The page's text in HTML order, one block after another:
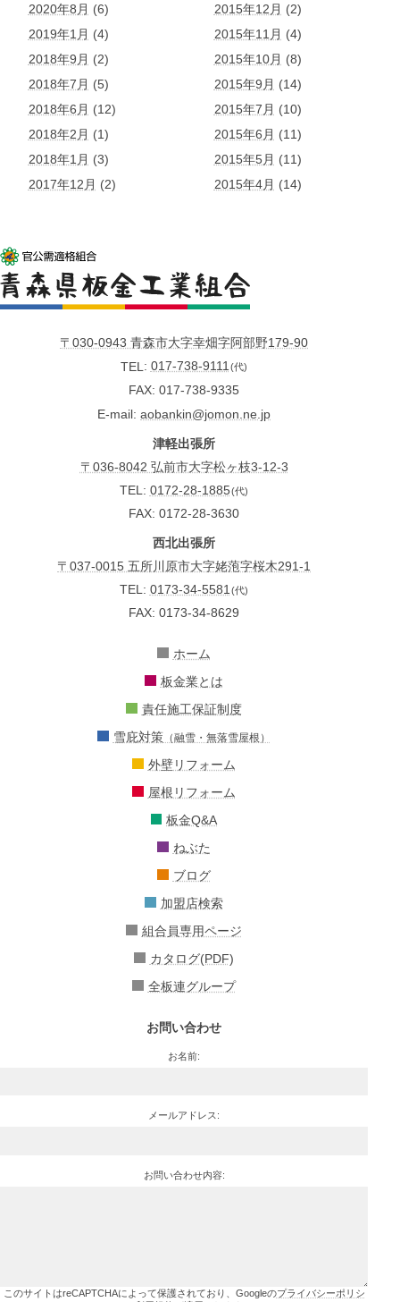
2020年8月 (6)
2019年1月 (4)
2018年9月 (2)
2018年7月 (5)
2018年6月 (12)
2018年2月 (1)
2018年1月 (3)
2017年12月 (2)
2015年12月 (2)
2015年11月 (4)
2015年10月 (8)
2015年9月 (14)
2015年7月 (10)
2015年6月 (11)
2015年5月 (11)
2015年4月 (14)
〒030-0943 青森市大字幸畑字阿部野179-90
TEL
017-738-9111(代)
FAX 017-738-9335
E-mail aobankin@jomon.ne.jp
津軽出張所
〒036-8042 弘前市大字松ヶ枝3-12-3
TEL: 0172-28-1885(代)
FAX: 0172-28-3630
西北出張所
〒037-0015 五所川原市大字姥萢字桜木291-1
TEL: 0173-34-5581 (代)
FAX: 0173-34-8629
ホーム
板金業とは
責任施工保証制度
雪庇対策（融雪・無落雪屋根）
外壁リフォーム
屋根リフォーム
板金Q&A
ねぶた
ブログ
加盟店検索
組合員専用ページ
カタログ(PDF)
全板連グループ
お問い合わせ
お名前:
メールアドレス:
お問い合わせ内容:
このサイトはreCAPTCHAによって保護されており、Googleのプライバシーポリシ